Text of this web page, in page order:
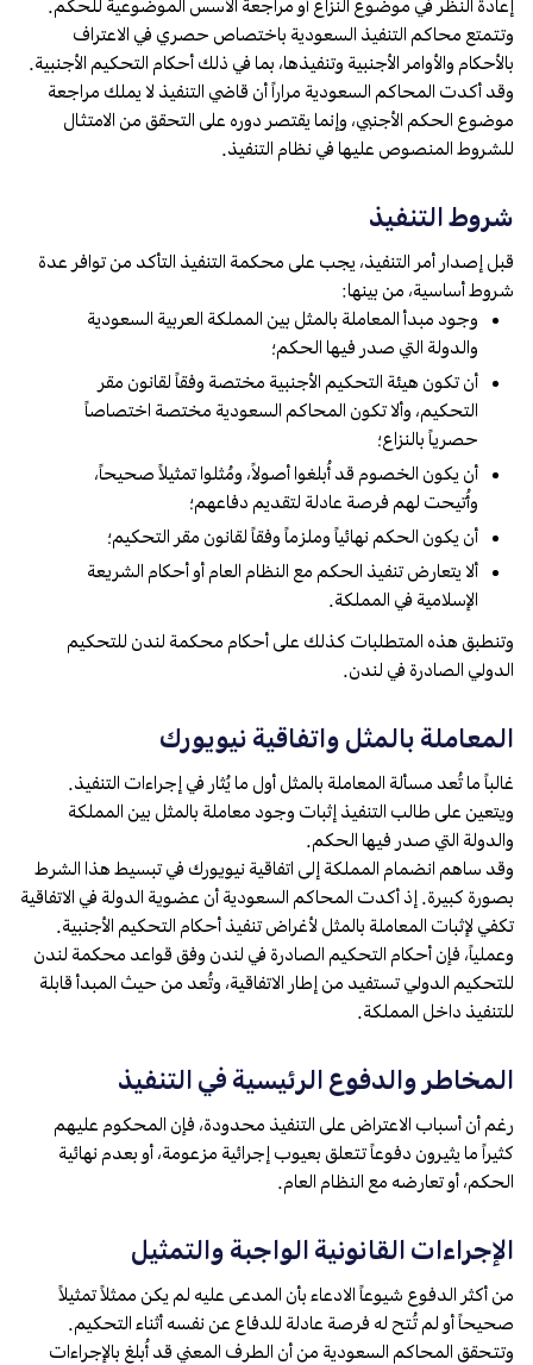
إعادة النظر في موضوع النزاع أو مراجعة الأسس الموضوعية للحكم.
وتتمتع محاكم التنفيذ السعودية باختصاص حصري في الاعتراف
بالأحكام والأوامر الأجنبية وتنفيذها، بما في ذلك أحكام التحكيم الأجنبية.
وقد أكدت المحاكم السعودية مراراً أن قاضي التنفيذ لا يملك مراجعة
موضوع الحكم الأجنبي، وإنما يقتصر دوره على التحقق من الامتثال
للشروط المنصوص عليها في نظام التنفيذ.
شروط التنفيذ
قبل إصدار أمر التنفيذ، يجب على محكمة التنفيذ التأكد من توافر عدة
شروط أساسية، من بينها:
وجود مبدأ المعاملة بالمثل بين المملكة العربية السعودية
والدولة التي صدر فيها الحكم؛
أن تكون هيئة التحكيم الأجنبية مختصة وفقاً لقانون مقر
التحكيم، وألا تكون المحاكم السعودية مختصة اختصاصاً
حصرياً بالنزاع؛
أن يكون الخصوم قد أُبلغوا أصولاً، ومُثلوا تمثيلاً صحيحاً،
وأُتيحت لهم فرصة عادلة لتقديم دفاعهم؛
أن يكون الحكم نهائياً وملزماً وفقاً لقانون مقر التحكيم؛
ألا يتعارض تنفيذ الحكم مع النظام العام أو أحكام الشريعة
الإسلامية في المملكة.
وتنطبق هذه المتطلبات كذلك على أحكام محكمة لندن للتحكيم
الدولي الصادرة في لندن.
المعاملة بالمثل واتفاقية نيويورك
غالباً ما تُعد مسألة المعاملة بالمثل أول ما يُثار في إجراءات التنفيذ.
ويتعين على طالب التنفيذ إثبات وجود معاملة بالمثل بين المملكة
والدولة التي صدر فيها الحكم.
وقد ساهم انضمام المملكة إلى اتفاقية نيويورك في تبسيط هذا الشرط
بصورة كبيرة. إذ أكدت المحاكم السعودية أن عضوية الدولة في الاتفاقية
تكفي لإثبات المعاملة بالمثل لأغراض تنفيذ أحكام التحكيم الأجنبية.
وعملياً، فإن أحكام التحكيم الصادرة في لندن وفق قواعد محكمة لندن
للتحكيم الدولي تستفيد من إطار الاتفاقية، وتُعد من حيث المبدأ قابلة
للتنفيذ داخل المملكة.
المخاطر والدفوع الرئيسية في التنفيذ
رغم أن أسباب الاعتراض على التنفيذ محدودة، فإن المحكوم عليهم
كثيراً ما يثيرون دفوعاً تتعلق بعيوب إجرائية مزعومة، أو بعدم نهائية
الحكم، أو تعارضه مع النظام العام.
الإجراءات القانونية الواجبة والتمثيل
من أكثر الدفوع شيوعاً الادعاء بأن المدعى عليه لم يكن ممثلاً تمثيلاً
صحيحاً أو لم تُتح له فرصة عادلة للدفاع عن نفسه أثناء التحكيم.
وتتحقق المحاكم السعودية من أن الطرف المعني قد أُبلغ بالإجراءات